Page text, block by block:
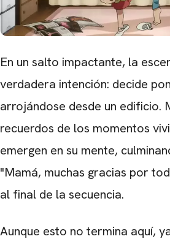
En un salto impactante, la
verdadera intención: decide
arrojándose desde un edificio.
recuerdos de los momentos
emergen en su mente,
"Mamá, muchas gracias por
al final de la secuencia.
Aunque esto no termina aquí,